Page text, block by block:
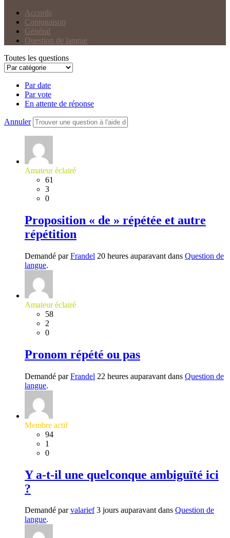
Accords
Conjugaison
Général
Question de langue
Toutes les questions
Par date
Par vote
En attente de réponse
Annuler
Amateur éclairé
61
3
0
Proposition « de » répétée et autre
répétition
Demandé parFrandel 20 heures auparavant dans Question de
langue.
Amateur éclairé
58
2
0
Pronom répété ou pas
Demandé parFrandel 22 heures auparavant dans Question de
langue.
Membre actif
94
1
0
Y a-t-il une quelconque ambiguïté ici
?
Demandé parvalarief3 jours auparavant dans Question de
langue.